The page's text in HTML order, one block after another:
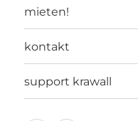
mieten!
kontakt
support krawall